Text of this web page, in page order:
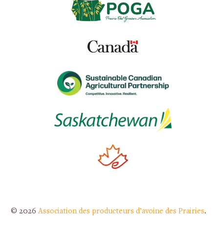
© 2026Association des producteurs d’avoine des Prairies.